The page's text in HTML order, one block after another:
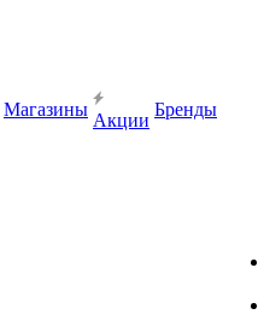
Магазины
Акции
Бренды